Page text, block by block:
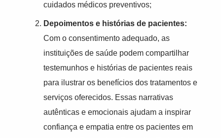
cuidados médicos preventivos;
Depoimentos e histórias de pacientes:
Com o consentimento adequado, as
instituições de saúde podem compartilhar
testemunhos e histórias de pacientes reais
para ilustrar os benefícios dos tratamentos e
serviços oferecidos. Essas narrativas
autênticas e emocionais ajudam a inspirar
confiança e empatia entre os pacientes em